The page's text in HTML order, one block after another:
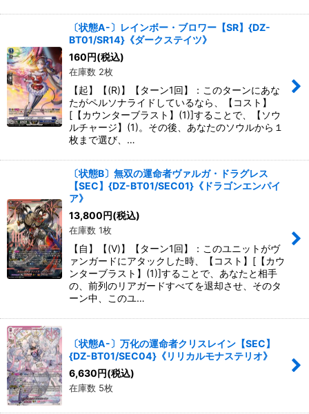
〔状態A-〕レインボー・ブロワー【SR】{DZ-
BT01/SR14}《ダークステイツ》
160円(税込)
在庫数 2枚
【起】【(R)】【ターン1回】：このターンにあな
たがペルソナライドしているなら、【コスト】
[【カウンターブラスト】(1)]することで、【ソウ
ルチャージ】(1)。その後、あなたのソウルから１
枚まで選び、…
〔状態B〕無双の運命者ヴァルガ・ドラグレス
【SEC】{DZ-BT01/SEC01}《ドラゴンエンパイ
ア》
13,800円(税込)
在庫数 1枚
【自】【(V)】【ターン1回】：このユニットがヴ
ァンガードにアタックした時、【コスト】[【カウ
ンターブラスト】(1)]することで、あなたと相手
の、前列のリアガードすべてを退却させ、そのタ
ーン中、このユ…
〔状態A-〕万化の運命者クリスレイン【SEC】
{DZ-BT01/SEC04}《リリカルモナステリオ》
6,630円(税込)
在庫数 5枚